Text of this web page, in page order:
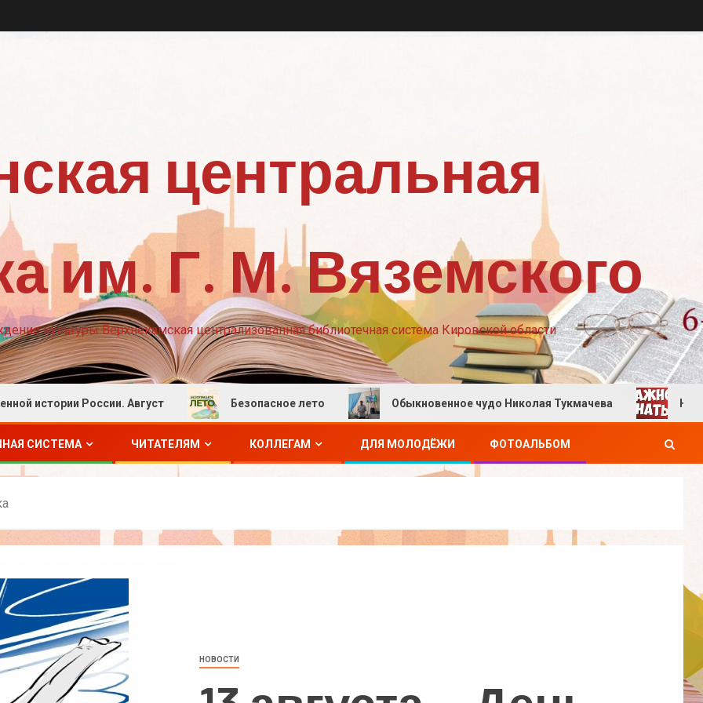
центральная
им. Г. М. Вяземского
культуры Верхнекамская централизованная библиотечная система Кировской области
России. Август Безопасное лето Обыкновенное чудо Николая Тукмачева Не дай
СИСТЕМА ЧИТАТЕЛЯМ КОЛЛЕГАМ ДЛЯ МОЛОДЁЖИ ФОТОАЛЬБОМ
НОВОСТИ